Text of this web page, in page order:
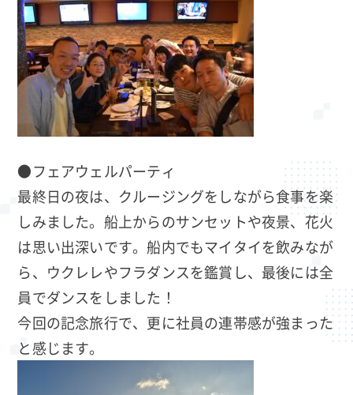
●フェアウェルパーティ
最終日の夜は、クルージングをしながら食事を楽
しみました。船上からのサンセットや夜景、花火
は思い出深いです。船内でもマイタイを飲みなが
ら、ウクレレやフラダンスを鑑賞し、最後には全
員でダンスをしました！
今回の記念旅行で、更に社員の連帯感が強まった
と感じます。